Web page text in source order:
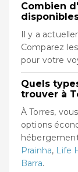
Combien
Il y a
Comparez
pour votre
Quels
trouver à
À Torres,
options
Prainha, Life
Barra.